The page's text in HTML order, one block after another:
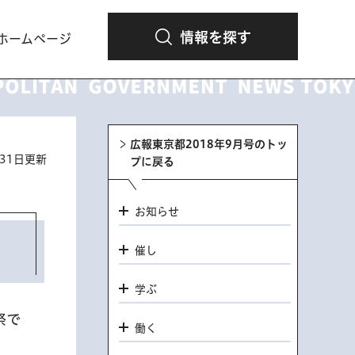
ームページ 情報を探す
日更新
で
広報東京都2018年9月号のトッ
プに戻る
お知らせ
催し
学ぶ
働く